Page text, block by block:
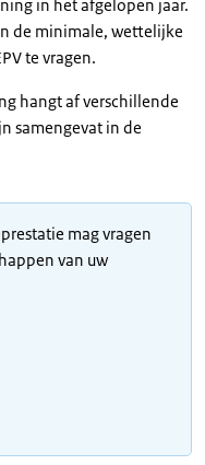
in het afgelopen jaar.
de minimale, wettelijke
te vragen.
hangt af verschillende
samengevat in de
mag vragen
van uw